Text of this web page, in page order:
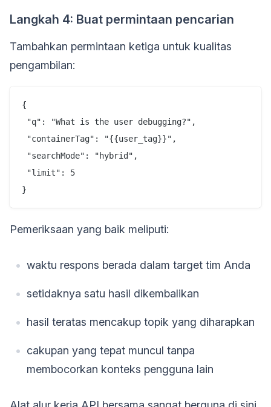
Langkah 4: Buat permintaan pencarian
Tambahkan permintaan ketiga untuk kualitas
pengambilan:
{
"q": "What is the user debugging?",
"containerTag": "{{user_tag}}",
"searchMode": "hybrid",
"limit": 5
Pemeriksaan yang baik meliputi:
waktu respons berada dalam target tim Anda
setidaknya satu hasil dikembalikan
hasil teratas mencakup topik yang diharapkan
cakupan yang tepat muncul tanpa
membocorkan konteks pengguna lain